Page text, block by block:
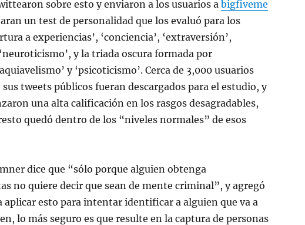
sobre esto y enviaron a los usuarios abigfiveme
un test de personalidad que los evaluó para los
a experiencias’, ‘conciencia’, ‘extraversión’,
y la triada oscura formada por
y ‘psicoticismo’. Cerca de 3,000 usuarios
sus tweets públicos fueran descargados para el estudio, y
una alta calificación en los rasgos desagradables,
quedó dentro de los “niveles normales” de esos
dice que “sólo porque alguien obtenga
no quiere decir que sean de mente criminal”, y agregó
aplicar esto para intentar identificar a alguien que va a
lo más seguro es que resulte en la captura de personas